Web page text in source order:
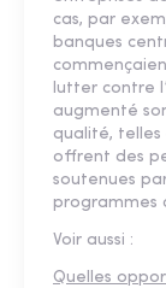
cas, par
banques
lutter contre
augmenté
qualité, telles
offrent des
soutenues
programmes
Voir aussi :
Quelles